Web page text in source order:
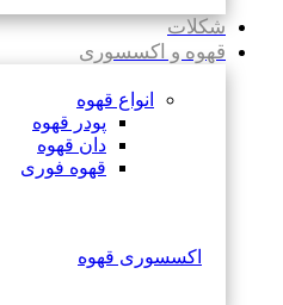
شکلات
قهوه و اکسسوری
انواع قهوه
پودر قهوه
دان قهوه
قهوه فوری
اکسسوری قهوه